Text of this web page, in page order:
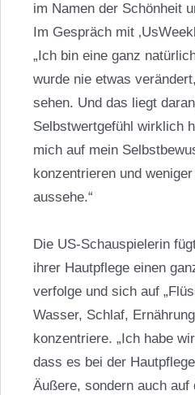
im Namen der Schönheit
Im Gespräch mit
„Ich bin eine ganz
wurde nie etwas
sehen. Und das liegt
Selbstwertgefühl wirklich
mich auf mein
konzentrieren und
aussehe.“
Die US-Schauspielerin
ihrer Hautpflege einen
verfolge und sich auf
Wasser, Schlaf,
konzentriere. „Ich habe
dass es bei der
Äußere, sondern auch auf